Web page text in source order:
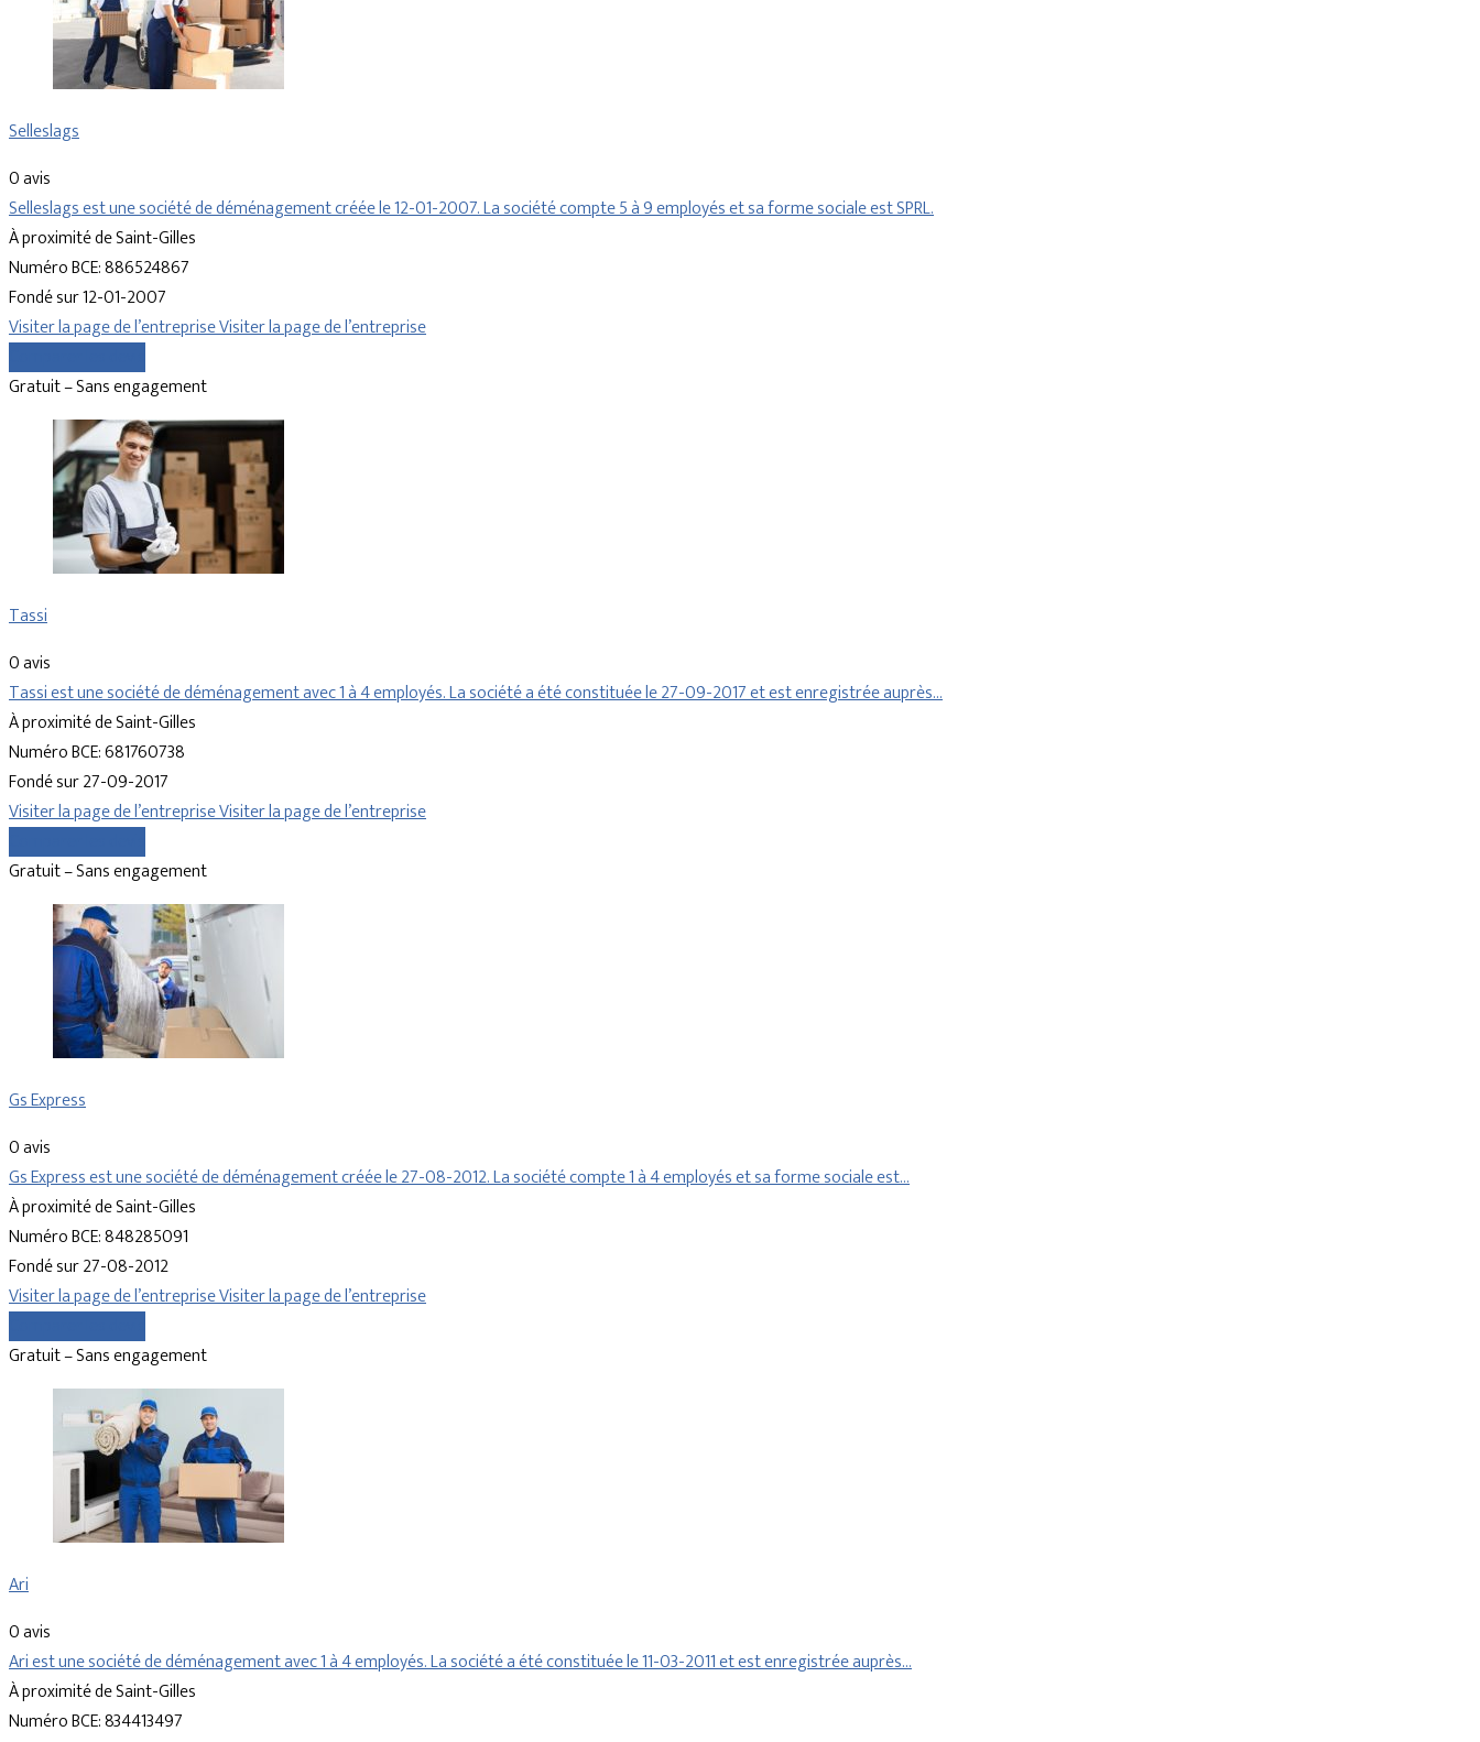
Selleslags
0 avis
Selleslags est une société de déménagement créée le 12-01-2007. La société compte 5 à 9 employés et sa forme sociale est SPRL.
À proximité de Saint-Gilles
Numéro BCE: 886524867
Fondé sur 12-01-2007
Visiter la page de l’entrepriseVisiter la page de l’entreprise
Gratuit – Sans engagement
Tassi
0 avis
Tassi est une société de déménagement avec 1 à 4 employés. La société a été constituée le 27-09-2017 et est enregistrée auprès…
À proximité de Saint-Gilles
Numéro BCE: 681760738
Fondé sur 27-09-2017
Visiter la page de l’entrepriseVisiter la page de l’entreprise
Gratuit – Sans engagement
Gs Express
0 avis
Gs Express est une société de déménagement créée le 27-08-2012. La société compte 1 à 4 employés et sa forme sociale est…
À proximité de Saint-Gilles
Numéro BCE: 848285091
Fondé sur 27-08-2012
Visiter la page de l’entrepriseVisiter la page de l’entreprise
Gratuit – Sans engagement
Ari
0 avis
Ari est une société de déménagement avec 1 à 4 employés. La société a été constituée le 11-03-2011 et est enregistrée auprès…
À proximité de Saint-Gilles
Numéro BCE: 834413497